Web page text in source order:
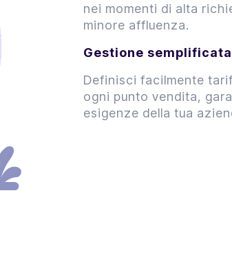
nei momenti di alta
minore affluenza.
Gestione semplificata
Definisci facilmente
ogni punto vendita,
esigenze della tua